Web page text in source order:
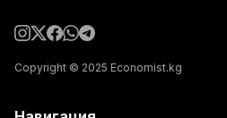
Copyright © 2025 Economist.kg